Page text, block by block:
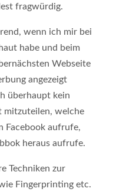
fragwürdig.
wenn ich mir bei
habe und beim
Webseite
angezeigt
überhaupt kein
mitzuteilen, welche
Facebook aufrufe,
heraus aufrufe.
Techniken zur
Fingerprinting etc.